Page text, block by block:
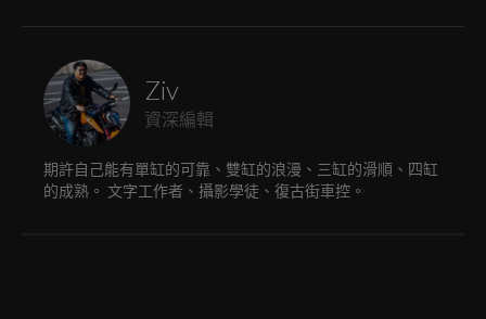
Ziv
資深編輯
期許自己能有單缸的可靠、雙缸的浪漫、三缸的滑順、四缸
的成熟。 文字工作者、攝影學徒、復古街車控。